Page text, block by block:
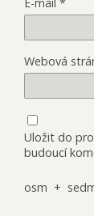
Webová
Uložit do
budoucí
osm +